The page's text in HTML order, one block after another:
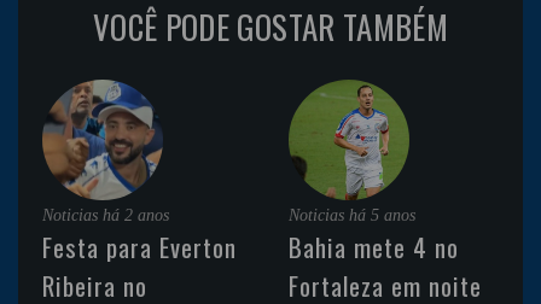
VOCÊ PODE GOSTAR TAMBÉM
Noticias há 2 anos
Festa para Everton
Ribeira no
Noticias há 5 anos
Bahia mete 4 no
Fortaleza em noite